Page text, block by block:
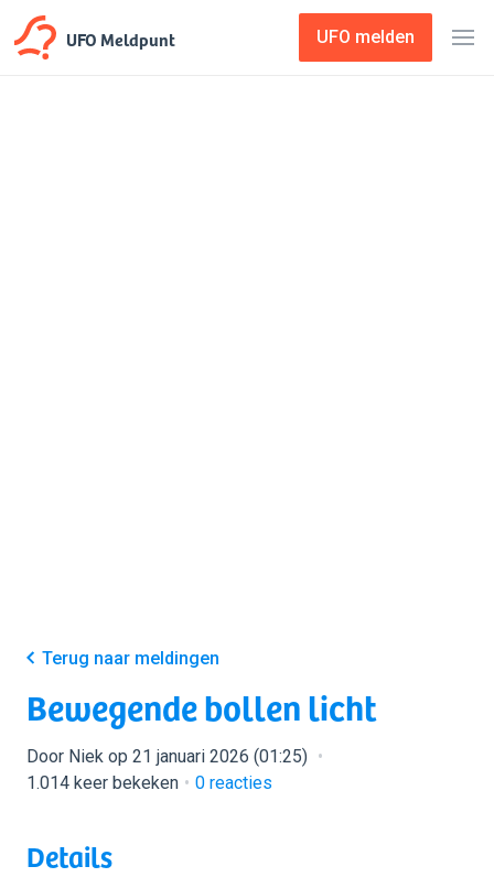
UFO Meldpunt UFO melden
Terug naar meldingen
Bewegende bollen licht
Door Niek op 21 januari 2026 (01:25)
1.014 keer bekeken
0 reacties
Details